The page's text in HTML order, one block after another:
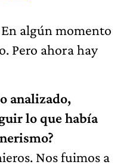
algún momento
Pero ahora hay
analizado,
lo que había
Nos fuimos a